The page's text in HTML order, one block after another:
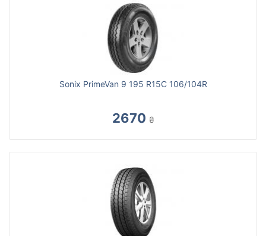
Sonix PrimeVan 9 195 R15C 106/104R
2670 ₴